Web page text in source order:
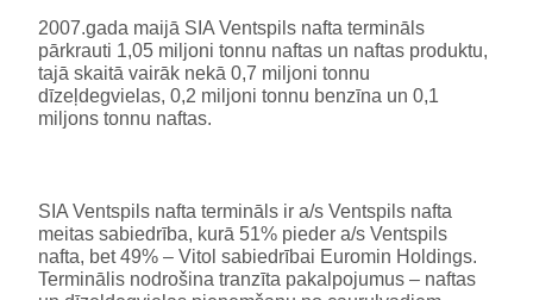
2007.gada maijā SIA Ventspils nafta termināls
pārkrauti 1,05 miljoni tonnu naftas un naftas produktu,
tajā skaitā vairāk nekā 0,7 miljoni tonnu
dīzeļdegvielas, 0,2 miljoni tonnu benzīna un 0,1
miljons tonnu naftas.
SIA Ventspils nafta termināls ir a/s Ventspils nafta
meitas sabiedrība, kurā 51% pieder a/s Ventspils
nafta, bet 49% – Vitol sabiedrībai Euromin Holdings.
Terminālis nodrošina tranzīta pakalpojumus – naftas